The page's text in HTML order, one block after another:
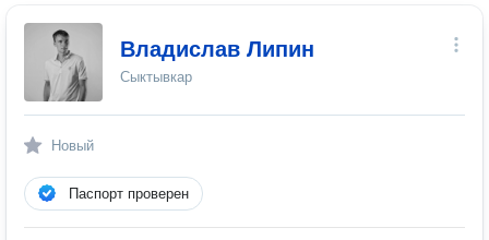
Владислав Липин
Сыктывкар
Новый
Паспорт проверен